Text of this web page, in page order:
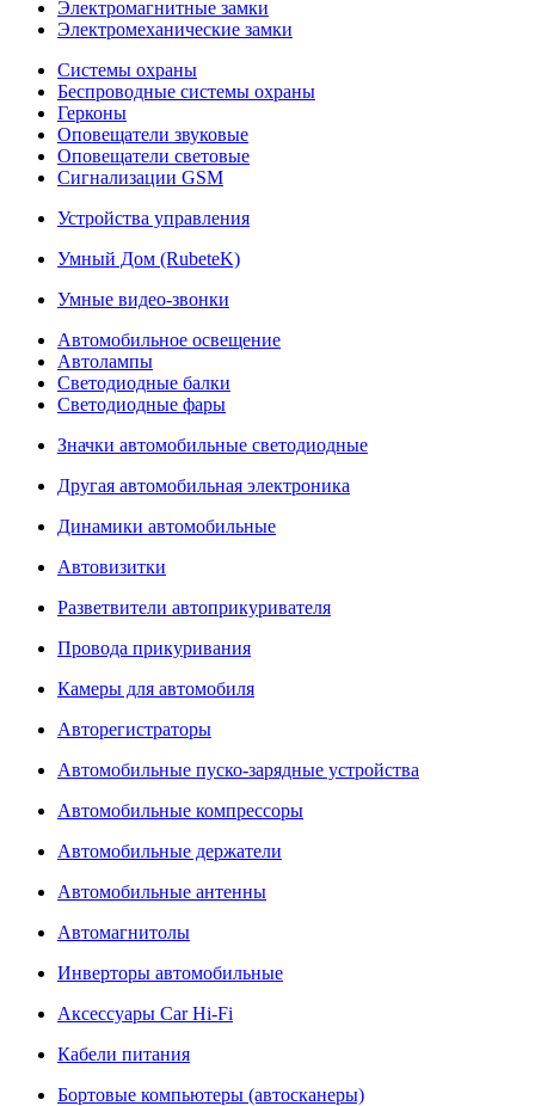
Электромагнитные замки
Электромеханические замки
Системы охраны
Беспроводные системы охраны
Герконы
Оповещатели звуковые
Оповещатели световые
Сигнализации GSM
Устройства управления
Умный Дом (RubeteK)
Умные видео-звонки
Автомобильное освещение
Автолампы
Светодиодные балки
Светодиодные фары
Значки автомобильные светодиодные
Другая автомобильная электроника
Динамики автомобильные
Автовизитки
Разветвители автоприкуривателя
Провода прикуривания
Камеры для автомобиля
Авторегистраторы
Автомобильные пуско-зарядные устройства
Автомобильные компрессоры
Автомобильные держатели
Автомобильные антенны
Автомагнитолы
Инверторы автомобильные
Аксессуары Car Hi-Fi
Кабели питания
Бортовые компьютеры (автосканеры)